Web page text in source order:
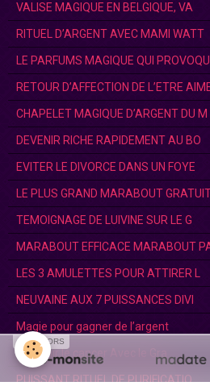
VALISE MAGIQUE EN BELGIQUE, VA
RITUEL D’ARGENT AVEC MAMI WATT
LE PARFUMS MAGIQUE QUI PROVOQU
RETOUR D’AFFECTION DE L’ETRE
CHAPELET MAGIQUE D’ARGENT DU M
DEVENIR RICHE RAPIDEMENT AU BO
EVITER LE DIVORCE DANS UN FOYE
LE PLUS GRAND MARABOUT
TEMOIGNAGE DE LUIVINE SUR LE G
MARABOUT EFFICACE MARABOUT
LES 3 AMULETTES POUR ATTIRER L
NEUVAINE AUX 7 PUISSANCES DIVI
Magie pour gagner de l’argent
Prévenir le cancer Avec le Gra
SPONSORS